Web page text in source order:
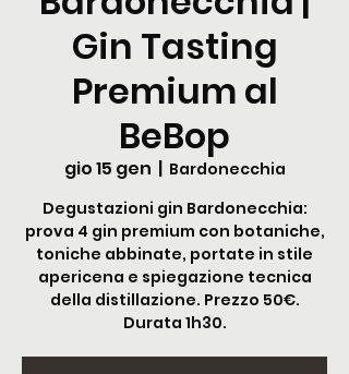
Gin Tasting
Premium al
BeBop
gio 15 gen
  |
Bardonecchia
Degustazioni gin Bardonecchia:
prova 4 gin premium con botaniche,
toniche abbinate, portate in stile
apericena e spiegazione tecnica
della distillazione. Prezzo 50€.
Durata 1h30.